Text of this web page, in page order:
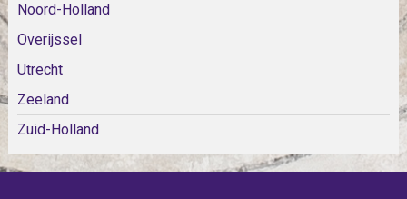
Noord-Holland
Overijssel
Utrecht
Zeeland
Zuid-Holland